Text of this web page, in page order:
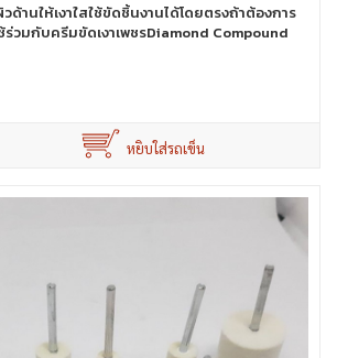
ด้านให้เงาใสใช้ขัดชิ้นงานได้โดยตรงถ้าต้องการ
ร่วมกับครีมขัดเงาเพชรDiamond Compound
หยิบใส่รถเข็น